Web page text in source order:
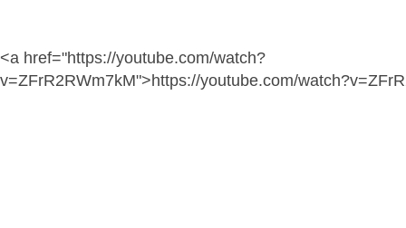
<a href="https://youtube.com/watch?
v=ZFrR2RWm7kM">https://youtube.com/